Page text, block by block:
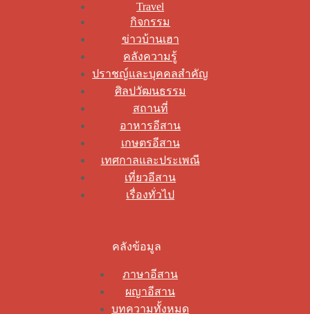
Travel
กิจกรรม
ข่าวบ้านเฮา
คลังความรู้
ปราชญ์และบุคคลสำคัญ
ศิลปวัฒนธรรม
สถานที่
อาหารอีสาน
เกษตรอีสาน
เทศกาลและประเพณี
เที่ยวอีสาน
เรื่องทั่วไป
คลังข้อมูล
ภาษาอีสาน
ผญาอีสาน
บทความทั้งหมด